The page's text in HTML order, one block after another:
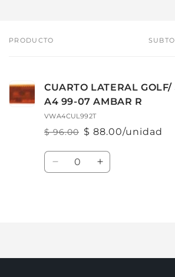
Tu
PRODUCTO
CUARTO LATERAL GOLF/
A4 99-07 AMBAR R
VWA4CUL992T
Precio
habitual
$ 96.00
Precio
de
oferta
$ 88.00/unidad
Cantidad
Reducir
Aumentar